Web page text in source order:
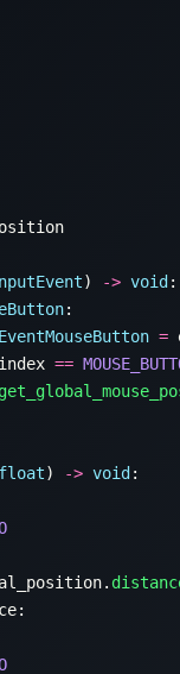
) -> void
=
==
) -> void